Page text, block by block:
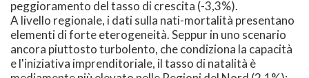
peggioramento del tasso di crescita (-3,3%).
A livello regionale, i dati sulla nati-mortalità presentano
elementi di forte eterogeneità. Seppur in uno scenario
ancora piuttosto turbolento, che condiziona la capacità
e l'iniziativa imprenditoriale, il tasso di natalità è